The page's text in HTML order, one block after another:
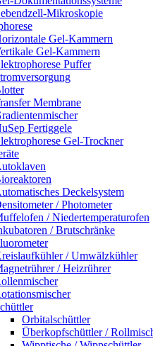
Mikroskopie
Gel-Kammern
Gel-Kammern
Puffer
Membrane
Fertiggele
Gel-Trockner
Deckelsystem
/ Photometer
/ Niedertemperaturofen
/ Brutschränke
/ Umwälzkühler
/ Heizrührer
Orbitalschüttler
Überkopfschüttler /